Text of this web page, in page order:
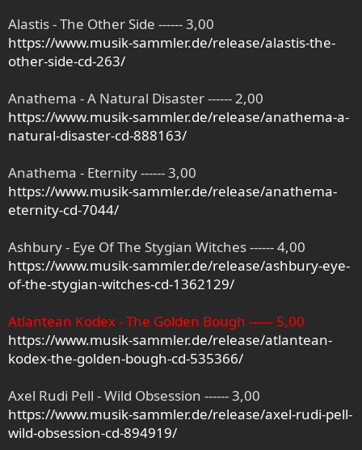
Alastis - The Other Side ------ 3,00
https://www.musik-sammler.de/release/alastis-the-
other-side-cd-263/
Anathema - A Natural Disaster ------ 2,00
https://www.musik-sammler.de/release/anathema-a-
natural-disaster-cd-888163/
Anathema - Eternity ------ 3,00
https://www.musik-sammler.de/release/anathema-
eternity-cd-7044/
Ashbury - Eye Of The Stygian Witches ------ 4,00
https://www.musik-sammler.de/release/ashbury-eye-
of-the-stygian-witches-cd-1362129/
Atlantean Kodex - The Golden Bough ------ 5,00
https://www.musik-sammler.de/release/atlantean-
kodex-the-golden-bough-cd-535366/
Axel Rudi Pell - Wild Obsession ------ 3,00
https://www.musik-sammler.de/release/axel-rudi-pell-
wild-obsession-cd-894919/